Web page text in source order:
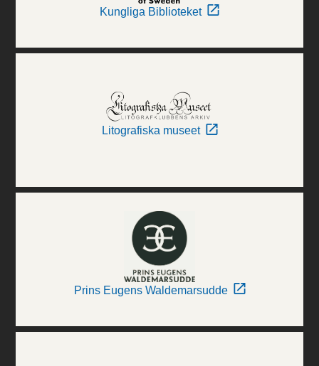
Kungliga Biblioteket
Litografiska museet
Prins Eugens Waldemarsudde